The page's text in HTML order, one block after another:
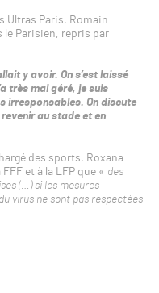
Ultras Paris, Romain
le Parisien, repris par
y avoir. On s’est laissé
très mal géré, je suis
irresponsables. On discute
au stade et en
des sports, Roxana
et à la LFP que « des
(…) si les mesures
virus ne sont pas respectées